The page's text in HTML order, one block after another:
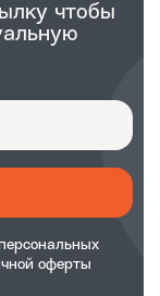
чтобы
оферты